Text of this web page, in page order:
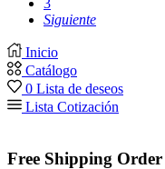
3
Siguiente
Inicio
Catálogo
0 Lista de deseos
Lista Cotización
Free Shipping Order